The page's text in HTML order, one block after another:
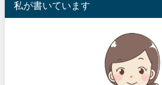
私が書いています